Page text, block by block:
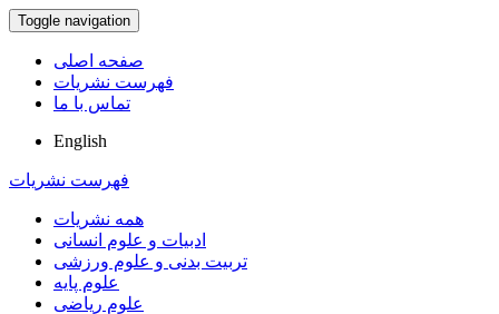
Toggle navigation
صفحه اصلی
فهرست نشریات
تماس با ما
English
فهرست نشریات
همه نشریات
ادبیات و علوم انسانی
تربیت بدنی و علوم ورزشی
علوم پایه
علوم ریاضی